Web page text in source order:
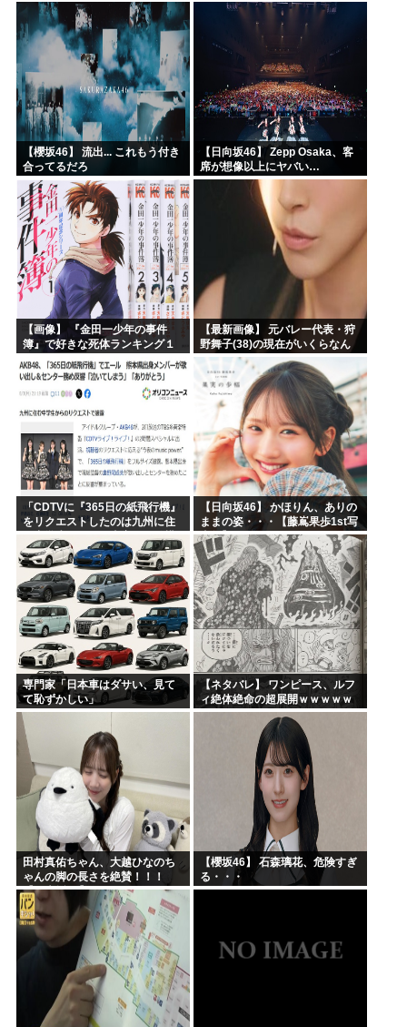
わいそう…会社滅茶苦茶やろな
【櫻坂46】 流出... これもう付き
合ってるだろ
【日向坂46】 Zepp Osaka、客
席が想像以上にヤバい…
【画像】 『金田一少年の事件
簿』で好きな死体ランキング１
位がこちら！
【最新画像】 元バレー代表・狩
野舞子(38)の現在がいくらなん
でも即ハボすぎる！
「CDTVに『365日の紙飛行機』
をリクエストしたのは九州に住
む中学生」←この事実って結構
デカいよな【AKB48】
【日向坂46】 かほりん、ありの
ままの姿・・・【藤嶌果歩1st写
真集】
専門家「日本車はダサい、見て
て恥ずかしい」
【ネタバレ】 ワンピース、ルフ
ィ絶体絶命の超展開ｗｗｗｗｗ
ｗｗｗｗｗｗｗｗｗｗｗｗｗｗ
ｗｗｗｗｗｗｗｗｗｗｗｗｗｗ
ｗｗｗｗｗｗｗｗｗｗｗｗ...
田村真佑ちゃん、大越ひなのち
ゃんの脚の長さを絶賛！！！
【乃木坂46】
【櫻坂46】 石森璃花、危険すぎ
る・・・